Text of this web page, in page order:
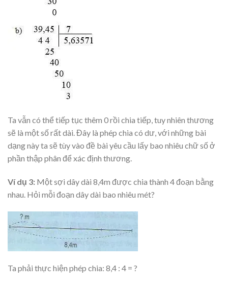
Ta vẫn có thể tiếp tục thêm 0 rồi chia tiếp, tuy nhiên thương
sẽ là một số rất dài. Đây là phép chia có dư, với những bài
dạng này ta sẽ tùy vào đề bài yêu cầu lấy bao nhiêu chữ số ở
phần thập phân để xác định thương.
Ví dụ 3: Một sợi dây dài 8,4m được chia thành 4 đoạn bằng
nhau. Hỏi mỗi đoạn dây dài bao nhiêu mét?
Ta phải thực hiện phép chia: 8,4 : 4 = ?